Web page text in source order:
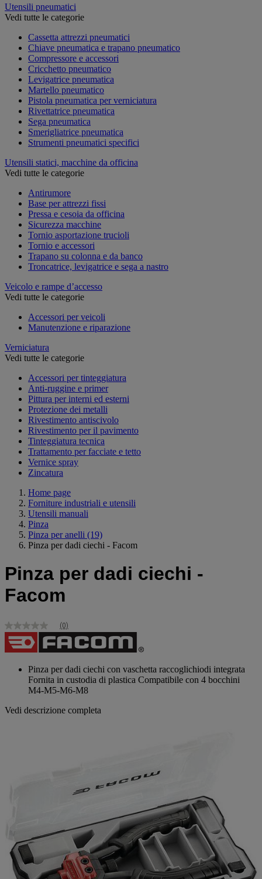
Utensili pneumatici
Vedi tutte le categorie
Cassetta attrezzi pneumatici
Chiave pneumatica e trapano pneumatico
Compressore e accessori
Cricchetto pneumatico
Levigatrice pneumatica
Martello pneumatico
Pistola pneumatica per verniciatura
Rivettatrice pneumatica
Sega pneumatica
Smerigliatrice pneumatica
Strumenti pneumatici specifici
Utensili statici, macchine da officina
Vedi tutte le categorie
Antirumore
Base per attrezzi fissi
Pressa e cesoia da officina
Sicurezza macchine
Tornio asportazione trucioli
Tornio e accessori
Trapano su colonna e da banco
Troncatrice, levigatrice e sega a nastro
Veicolo e rampe d’accesso
Vedi tutte le categorie
Accessori per veicoli
Manutenzione e riparazione
Verniciatura
Vedi tutte le categorie
Accessori per tinteggiatura
Anti-ruggine e primer
Pittura per interni ed esterni
Protezione dei metalli
Rivestimento antiscivolo
Rivestimento per il pavimento
Tinteggiatura tecnica
Trattamento per facciate e tetto
Vernice spray
Zincatura
Home page
Forniture industriali e utensili
Utensili manuali
Pinza
Pinza per anelli (19)
Pinza per dadi ciechi - Facom
Pinza per dadi ciechi -
Facom
Nessuna
valutazione
Stesso
pagina.
(0)
Pinza per dadi ciechi con vaschetta raccoglichiodi integrata
Fornita in custodia di plastica Compatibile con 4 bocchini
M4-M5-M6-M8
Vedi descrizione completa